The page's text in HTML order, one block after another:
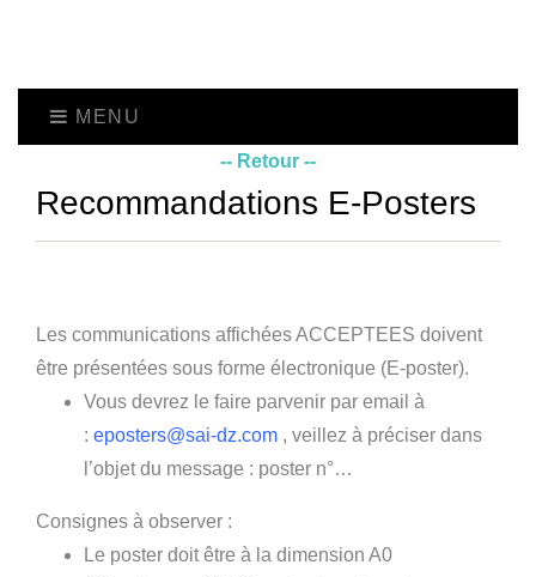
MENU
-- Retour --
Recommandations E-Posters
Les communications affichées ACCEPTEES doivent
être présentées sous forme électronique (E-poster).
Vous devrez le faire parvenir par email à
: eposters@sai-dz.com , veillez à préciser dans
l’objet du message : poster n°…
Consignes à observer :
Le poster doit être à la dimension A0